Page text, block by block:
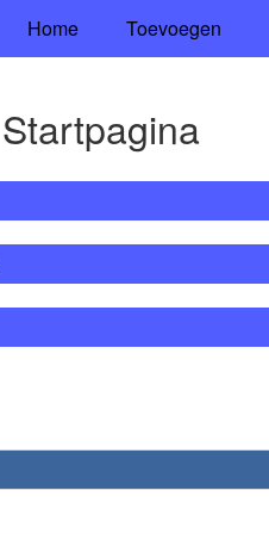
Home Toevoegen